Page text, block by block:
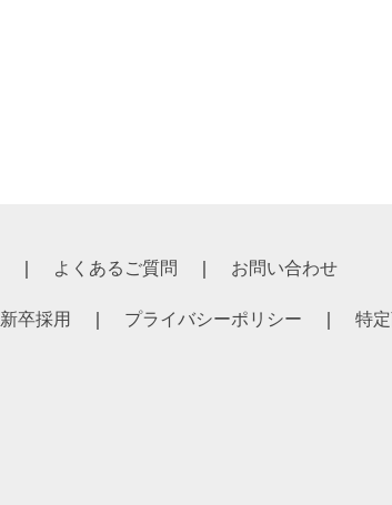
よくあるご質問 お問い合わせ
新卒採用 プライバシーポリシー 特